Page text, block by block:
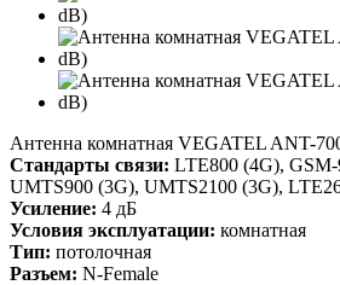
Антенна комнатная VEGATEL ANT-
Стандарты связи: LTE800 (4G),
UMTS900 (3G), UMTS2100 (3G),
Усиление: 4 дБ
Условия эксплуатации: комнатная
Тип: потолочная
Разъем: N-Female